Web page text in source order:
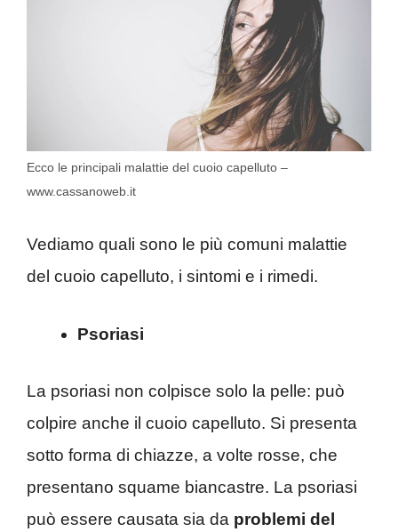
Ecco le principali malattie del cuoio capelluto –
www.cassanoweb.it
Vediamo quali sono le più comuni malattie
del cuoio capelluto, i sintomi e i rimedi.
Psoriasi
La psoriasi non colpisce solo la pelle: può
colpire anche il cuoio capelluto. Si presenta
sotto forma di chiazze, a volte rosse, che
presentano squame biancastre. La psoriasi
può essere causata sia da problemi del